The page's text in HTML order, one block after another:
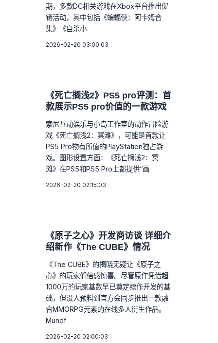
期，多款DC相关游戏在Xbox平台推出促
销活动，其中包括《蝙蝠侠：阿卡姆合
集》《自杀小
2026-02-20 03:00:03
《死亡搁浅2》PS5 pro评测：首
款展示PS5 pro价值的一款游戏
索尼互动娱乐与小岛工作室的动作冒险游
戏《死亡搁浅2：冥滩》，可能是首款让
PS5 Pro物有所值的PlayStation独占游
戏。图形设置方面：《死亡搁浅2：冥
滩》在PS5和PS5 Pro上都提供“画
2026-02-20 02:15:03
《原子之心》开发商访谈 详细介
绍新作《The CUBE》情况
《The CUBE》的揭晓无疑让《原子之
心》的玩家们倍感惊喜。尽管原作凭借超
1000万的玩家基数早已奠定续作开发的基
础，但没人预料到官方会同步推出一款融
合MMORPG元素的在线多人衍生作品。
Mundf
2026-02-20 02:00:03